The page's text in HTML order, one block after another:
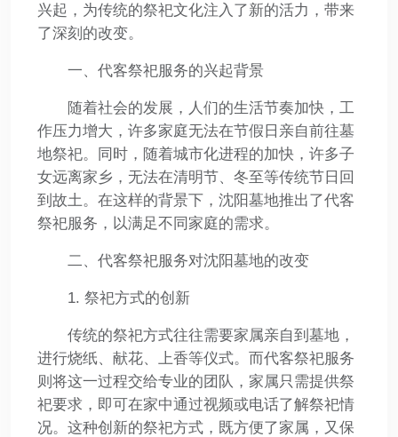
兴起，为传统的祭祀文化注入了新的活力，带来
了深刻的改变。
一、代客祭祀服务的兴起背景
随着社会的发展，人们的生活节奏加快，工
作压力增大，许多家庭无法在节假日亲自前往墓
地祭祀。同时，随着城市化进程的加快，许多子
女远离家乡，无法在清明节、冬至等传统节日回
到故土。在这样的背景下，沈阳墓地推出了代客
祭祀服务，以满足不同家庭的需求。
二、代客祭祀服务对沈阳墓地的改变
1. 祭祀方式的创新
传统的祭祀方式往往需要家属亲自到墓地，
进行烧纸、献花、上香等仪式。而代客祭祀服务
则将这一过程交给专业的团队，家属只需提供祭
祀要求，即可在家中通过视频或电话了解祭祀情
况。这种创新的祭祀方式，既方便了家属，又保